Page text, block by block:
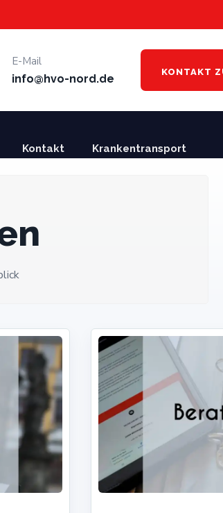
E-Mail
info@hvo-nord.de
KONTAKT
Kontakt Krankentransport